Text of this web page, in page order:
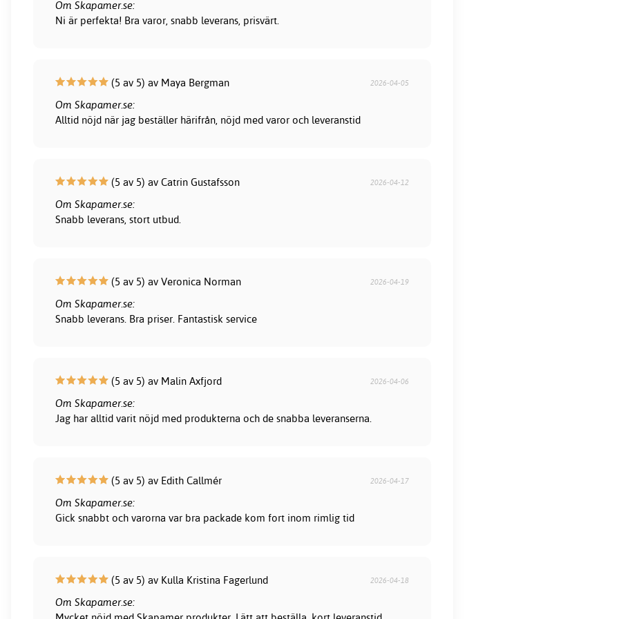
Om Skapamer.se:
Ni är perfekta! Bra varor, snabb leverans, prisvärt.
(5 av 5) av Maya Bergman 2026-04-05
Om Skapamer.se:
Alltid nöjd när jag beställer härifrån, nöjd med varor och leveranstid
(5 av 5) av Catrin Gustafsson 2026-04-12
Om Skapamer.se:
Snabb leverans, stort utbud.
(5 av 5) av Veronica Norman 2026-04-19
Om Skapamer.se:
Snabb leverans. Bra priser. Fantastisk service
(5 av 5) av Malin Axfjord 2026-04-06
Om Skapamer.se:
Jag har alltid varit nöjd med produkterna och de snabba leveranserna.
(5 av 5) av Edith Callmér 2026-04-17
Om Skapamer.se:
Gick snabbt och varorna var bra packade kom fort inom rimlig tid
(5 av 5) av Kulla Kristina Fagerlund 2026-04-18
Om Skapamer.se: